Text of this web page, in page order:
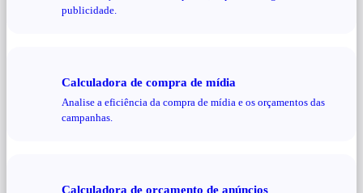
publicidade.
Calculadora de compra de mídia
Analise a eficiência da compra de mídia e os orçamentos das
campanhas.
Calculadora de orçamento de anúncios